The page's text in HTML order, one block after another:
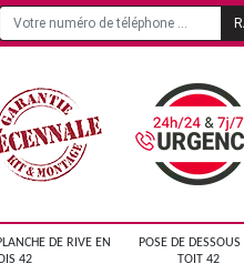
DE RIVE EN
42
POSE DE DESSOUS
TOIT 42